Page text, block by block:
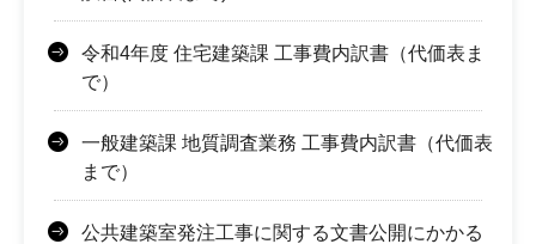
令和4年度 住宅建築課 工事費内訳書（代価表ま
で）
一般建築課 地質調査業務 工事費内訳書（代価表
まで）
公共建築室発注工事に関する文書公開にかかる